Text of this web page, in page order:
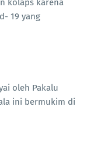
kolaps karena
19 yang
oleh Pakalu
ini bermukim di